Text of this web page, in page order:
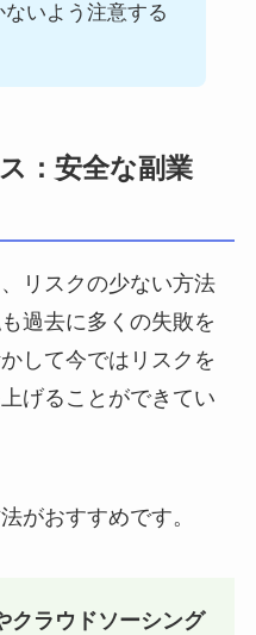
いよう注意する
：安全な副業
リスクの少ない方法
過去に多くの失敗を
して今ではリスクを
げることができてい
がおすすめです。
クラウドソーシング